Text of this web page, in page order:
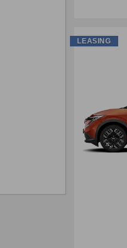
LEASING